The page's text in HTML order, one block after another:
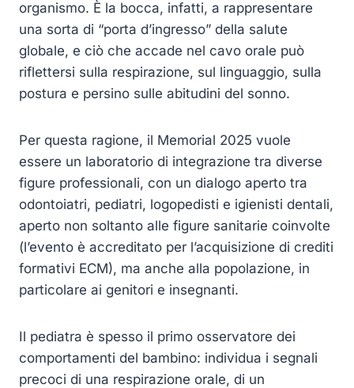
organismo. È la bocca, infatti, a rappresentare
una sorta di “porta d’ingresso” della salute
globale, e ciò che accade nel cavo orale può
riflettersi sulla respirazione, sul linguaggio, sulla
postura e persino sulle abitudini del sonno.
Per questa ragione, il Memorial 2025 vuole
essere un laboratorio di integrazione tra diverse
figure professionali, con un dialogo aperto tra
odontoiatri, pediatri, logopedisti e igienisti dentali,
aperto non soltanto alle figure sanitarie coinvolte
(l’evento è accreditato per l’acquisizione di crediti
formativi ECM), ma anche alla popolazione, in
particolare ai genitori e insegnanti.
Il pediatra è spesso il primo osservatore dei
comportamenti del bambino: individua i segnali
precoci di una respirazione orale, di un